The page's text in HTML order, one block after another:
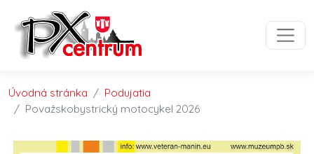
Preskočiť na obsah
Preskočiť na hlavné menu
Úvodná stránka
Podujatia
Považskobystrický motocykel 2026